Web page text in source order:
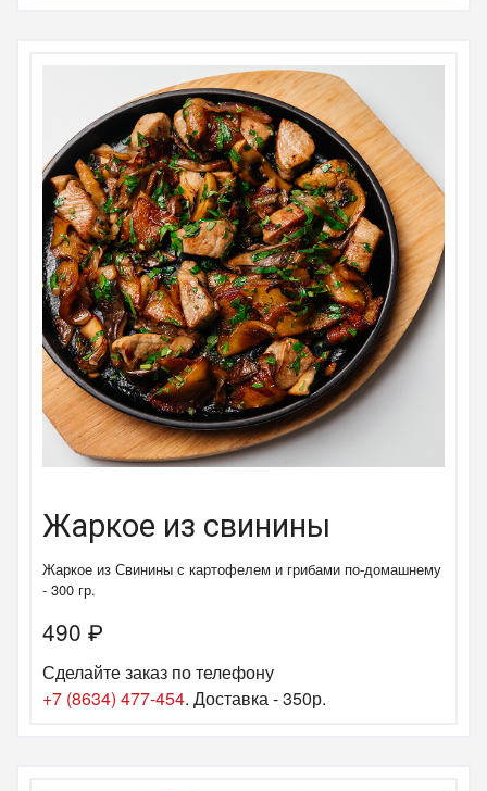
Жаркое из свинины
Жаркое из Свинины с картофелем и грибами по-домашнему
- 300 гр.
490 ₽
Сделайте заказ по телефону
+7 (8634) 477-454. Доставка - 350р.